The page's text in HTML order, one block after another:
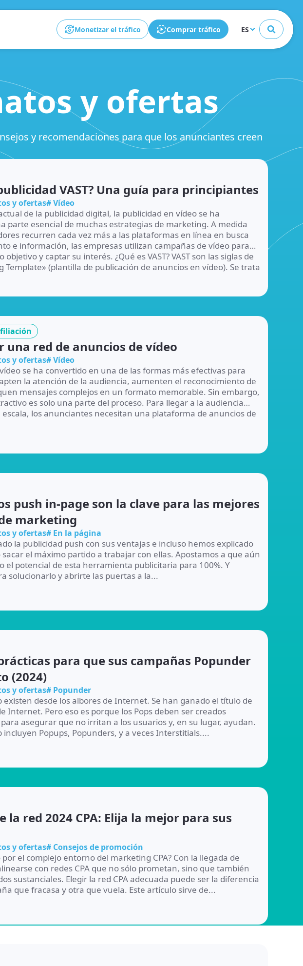
Monetizar el tráfico Comprar tráfico ES
Cerrar
y ofertas
y recomendaciones para que los anunciantes creen
VAST? Una guía para principiantes
y ofertas# Vídeo
de la publicidad digital, la publicidad en vídeo se ha
parte esencial de muchas estrategias de marketing. A medida
recurren cada vez más a las plataformas en línea en busca
e información, las empresas utilizan campañas de vídeo para
objetivo y captar su interés. ¿Qué es VAST? VAST son las siglas de
Template» (plantilla de publicación de anuncios en vídeo). Se trata
una red de anuncios de vídeo
y ofertas# Vídeo
se ha convertido en una de las formas más efectivas para
la atención de la audiencia, aumenten el reconocimiento de
mensajes complejos en un formato memorable. Sin embargo,
es solo una parte del proceso. Para llegar a la audiencia
los anunciantes necesitan una plataforma de anuncios de
push in-page son la clave para las mejores
marketing
y ofertas# En la página
la publicidad push con sus ventajas e incluso hemos explicado
el máximo partido a trabajar con ellas. Apostamos a que aún
el potencial de esta herramienta publicitaria para 100%. Y
solucionarlo y abrirte las puertas a la...
para que sus campañas Popunder
(2024)
y ofertas# Popunder
existen desde los albores de Internet. Se han ganado el título de
Internet. Pero eso es porque los Pops deben ser creados
asegurar que no irritan a los usuarios y, en su lugar, ayudan.
incluyen Popups, Popunders, y a veces Interstitials....
la red 2024 CPA: Elija la mejor para sus
y ofertas# Consejos de promoción
el complejo entorno del marketing CPA? Con la llegada de
con redes CPA que no sólo prometan, sino que también
sustanciales. Elegir la red CPA adecuada puede ser la diferencia
que fracasa y otra que vuela. Este artículo sirve de...